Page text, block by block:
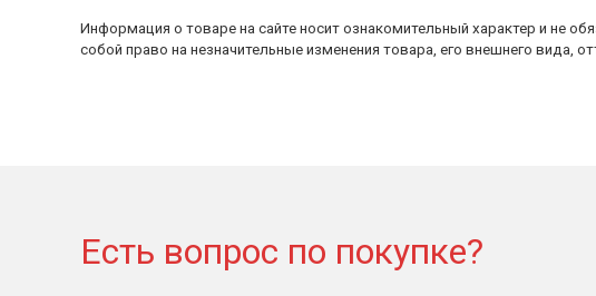
Информация о товаре на сайте носит ознакомительный характер и не
собой право на незначительные изменения товара, его внешнего вида,
Есть вопрос по покупке?